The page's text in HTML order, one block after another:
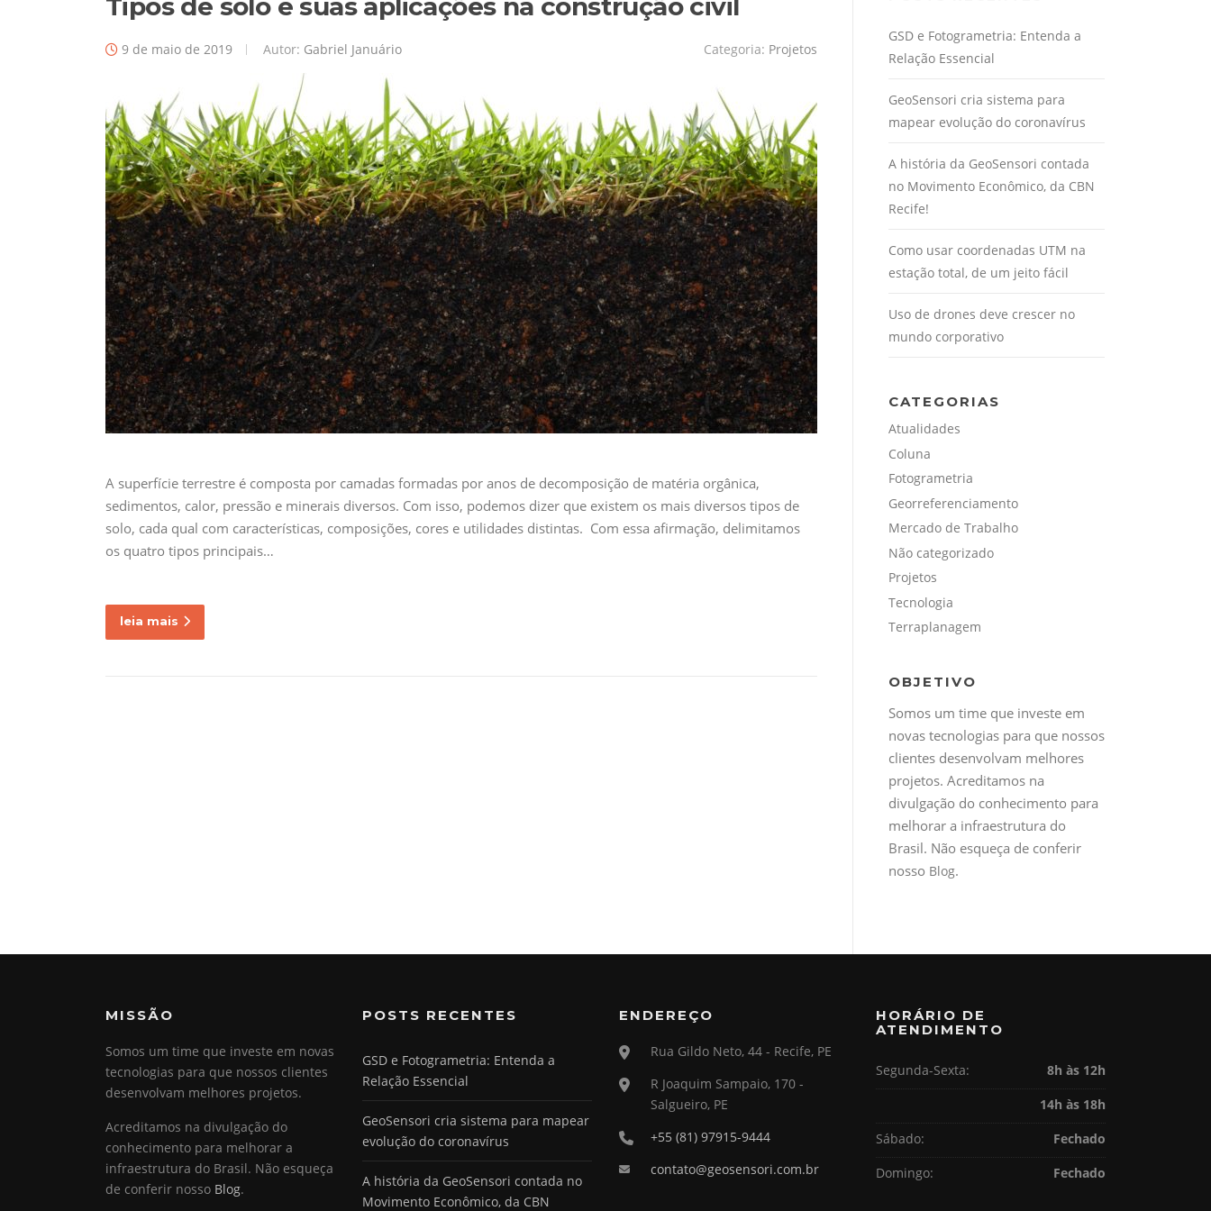
Tipos de solo e suas aplicações na construção civil
9 de maio de 2019 Autor: Gabriel Januário Categoria: Projetos
A superfície terrestre é composta por camadas formadas por anos de decomposição de matéria orgânica,
sedimentos, calor, pressão e minerais diversos. Com isso, podemos dizer que existem os mais diversos tipos de
solo, cada qual com características, composições, cores e utilidades distintas. Com essa afirmação, delimitamos
os quatro tipos principais…
leia mais
GSD e Fotogrametria: Entenda a
Relação Essencial
GeoSensori cria sistema para
mapear evolução do coronavírus
A história da GeoSensori contada
no Movimento Econômico, da CBN
Recife!
Como usar coordenadas UTM na
estação total, de um jeito fácil
Uso de drones deve crescer no
mundo corporativo
CATEGORIAS
Atualidades
Coluna
Fotogrametria
Georreferenciamento
Mercado de Trabalho
Não categorizado
Projetos
Tecnologia
Terraplanagem
OBJETIVO
Somos um time que investe em
novas tecnologias para que nossos
clientes desenvolvam melhores
projetos. Acreditamos na
divulgação do conhecimento para
melhorar a infraestrutura do
Brasil. Não esqueça de conferir
nosso Blog.
MISSÃO
Somos um time que investe em novas
tecnologias para que nossos clientes
desenvolvam melhores projetos.
Acreditamos na divulgação do
conhecimento para melhorar a
infraestrutura do Brasil. Não esqueça
de conferir nosso Blog.
POSTS RECENTES
GSD e Fotogrametria: Entenda a
Relação Essencial
GeoSensori cria sistema para mapear
evolução do coronavírus
A história da GeoSensori contada no
Movimento Econômico, da CBN
ENDEREÇO
Rua Gildo Neto, 44 - Recife, PE
R Joaquim Sampaio, 170 -
Salgueiro, PE
+55 (81) 97915-9444
contato@geosensori.com.br
HORÁRIO DE
ATENDIMENTO
Segunda-Sexta:
8h às 12h
14h às 18h
Sábado:
Fechado
Domingo:
Fechado